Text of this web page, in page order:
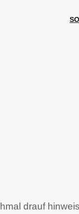
drauf